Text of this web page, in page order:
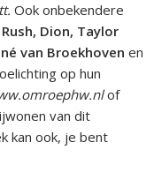
Ook onbekendere
Dion, Taylor
van Broekhoven en
op hun
of
van dit
kan ook, je bent